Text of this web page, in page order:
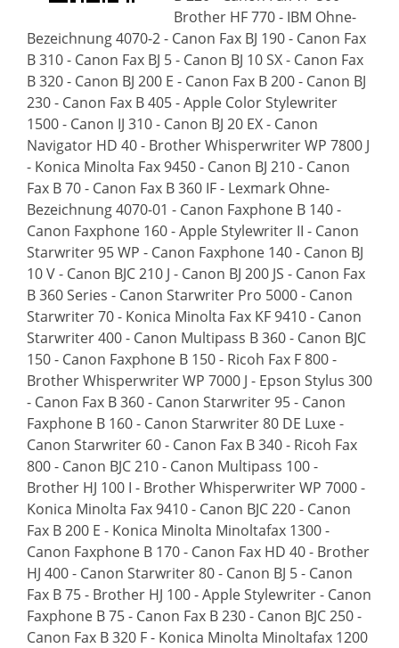
Brother HF 770 - IBM Ohne-
Bezeichnung 4070-2 - Canon Fax BJ 190 - Canon Fax
B 310 - Canon Fax BJ 5 - Canon BJ 10 SX - Canon Fax
B 320 - Canon BJ 200 E - Canon Fax B 200 - Canon BJ
230 - Canon Fax B 405 - Apple Color Stylewriter
1500 - Canon IJ 310 - Canon BJ 20 EX - Canon
Navigator HD 40 - Brother Whisperwriter WP 7800 J
- Konica Minolta Fax 9450 - Canon BJ 210 - Canon
Fax B 70 - Canon Fax B 360 IF - Lexmark Ohne-
Bezeichnung 4070-01 - Canon Faxphone B 140 -
Canon Faxphone 160 - Apple Stylewriter II - Canon
Starwriter 95 WP - Canon Faxphone 140 - Canon BJ
10 V - Canon BJC 210 J - Canon BJ 200 JS - Canon Fax
B 360 Series - Canon Starwriter Pro 5000 - Canon
Starwriter 70 - Konica Minolta Fax KF 9410 - Canon
Starwriter 400 - Canon Multipass B 360 - Canon BJC
150 - Canon Faxphone B 150 - Ricoh Fax F 800 -
Brother Whisperwriter WP 7000 J - Epson Stylus 300
- Canon Fax B 360 - Canon Starwriter 95 - Canon
Faxphone B 160 - Canon Starwriter 80 DE Luxe -
Canon Starwriter 60 - Canon Fax B 340 - Ricoh Fax
800 - Canon BJC 210 - Canon Multipass 100 -
Brother HJ 100 I - Brother Whisperwriter WP 7000 -
Konica Minolta Fax 9410 - Canon BJC 220 - Canon
Fax B 200 E - Konica Minolta Minoltafax 1300 -
Canon Faxphone B 170 - Canon Fax HD 40 - Brother
HJ 400 - Canon Starwriter 80 - Canon BJ 5 - Canon
Fax B 75 - Brother HJ 100 - Apple Stylewriter - Canon
Faxphone B 75 - Canon Fax B 230 - Canon BJC 250 -
Canon Fax B 320 F - Konica Minolta Minoltafax 1200